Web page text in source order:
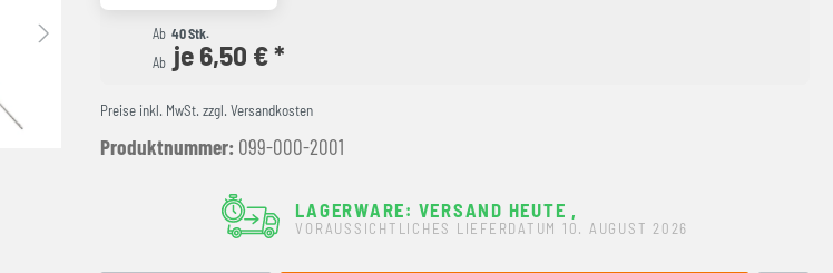
Ab 40 Stk.
Ab je 6,50 € *
Preise inkl. MwSt. zzgl. Versandkosten
Produktnummer: 099-000-2001
LAGERWARE: VERSAND HEUTE
VORAUSSICHTLICHES LIEFERDATUM 10. AUGUST 2026